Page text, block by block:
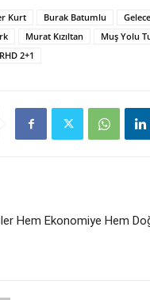
Kurt Burak Batumlu
Murat Kızıltan Muş Yolu
2+1
Hem Ekonomiye Hem